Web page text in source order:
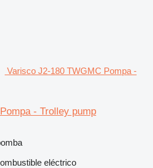
Varisco J2-180 TWGMC Pompa -
- Trolley pump
eléctrico